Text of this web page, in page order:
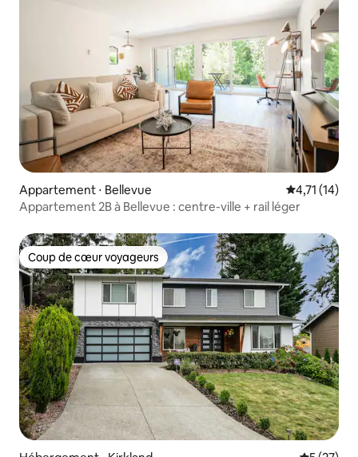
Appartement ⋅ Bellevue Évaluation
4,71 (14)
Appartement 2B à Bellevue : centre-ville + rail léger
Coup de cœur voyageurs
Coup de cœur voyageurs